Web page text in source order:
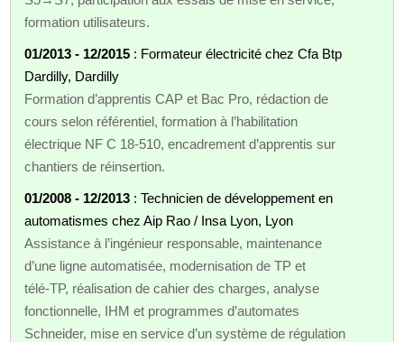
formation utilisateurs.
01/2013 - 12/2015 : Formateur électricité chez Cfa Btp
Dardilly, Dardilly
Formation d’apprentis CAP et Bac Pro, rédaction de
cours selon référentiel, formation à l’habilitation
électrique NF C 18‑510, encadrement d’apprentis sur
chantiers de réinsertion.
01/2008 - 12/2013 : Technicien de développement en
automatismes chez Aip Rao / Insa Lyon, Lyon
Assistance à l’ingénieur responsable, maintenance
d’une ligne automatisée, modernisation de TP et
télé‑TP, réalisation de cahier des charges, analyse
fonctionnelle, IHM et programmes d’automates
Schneider, mise en service d’un système de régulation